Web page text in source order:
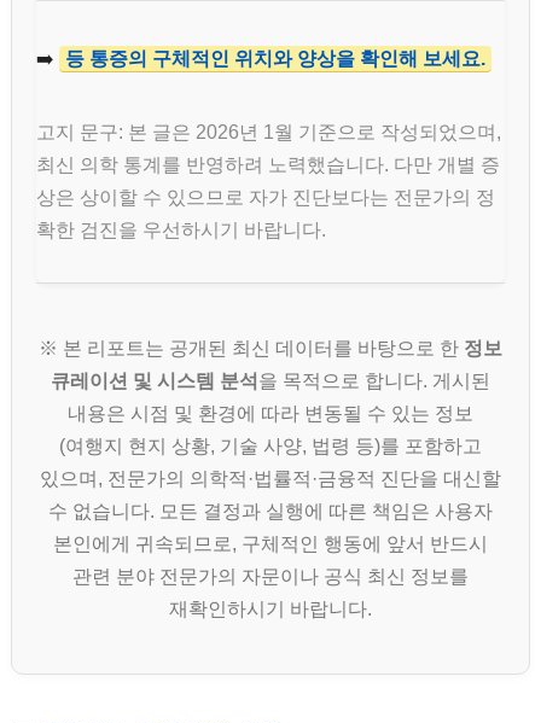
➡️ 등 통증의 구체적인 위치와 양상을 확인해 보세요.
고지 문구: 본 글은 2026년 1월 기준으로 작성되었으며,
최신 의학 통계를 반영하려 노력했습니다. 다만 개별 증
상은 상이할 수 있으므로 자가 진단보다는 전문가의 정
확한 검진을 우선하시기 바랍니다.
※ 본 리포트는 공개된 최신 데이터를 바탕으로 한 정보
큐레이션 및 시스템 분석 을 목적으로 합니다. 게시된
내용은 시점 및 환경에 따라 변동될 수 있는 정보
(여행지 현지 상황, 기술 사양, 법령 등)를 포함하고
있으며, 전문가의 의학적·법률적·금융적 진단을 대신할
수 없습니다. 모든 결정과 실행에 따른 책임은 사용자
본인에게 귀속되므로, 구체적인 행동에 앞서 반드시
관련 분야 전문가의 자문이나 공식 최신 정보를
재확인하시기 바랍니다.